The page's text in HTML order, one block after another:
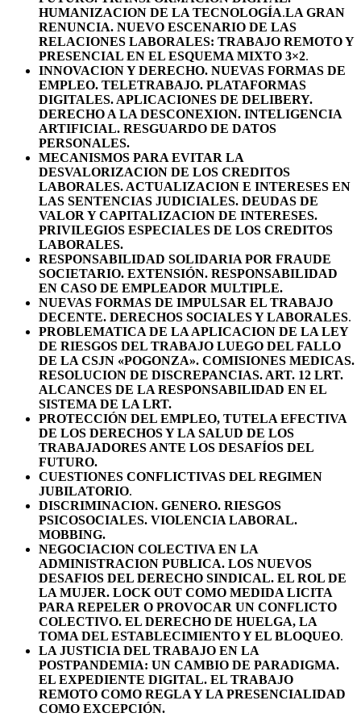
HUMANIZACION DE LA TECNOLOGÍA.LA GRAN
RENUNCIA. NUEVO ESCENARIO DE LAS
RELACIONES LABORALES: TRABAJO REMOTO Y
PRESENCIAL EN EL ESQUEMA MIXTO 3×2.
INNOVACION Y DERECHO. NUEVAS FORMAS DE
EMPLEO. TELETRABAJO. PLATAFORMAS
DIGITALES. APLICACIONES DE DELIBERY.
DERECHO A LA DESCONEXION. INTELIGENCIA
ARTIFICIAL. RESGUARDO DE DATOS
PERSONALES.
MECANISMOS PARA EVITAR LA
DESVALORIZACION DE LOS CREDITOS
LABORALES. ACTUALIZACION E INTERESES EN
LAS SENTENCIAS JUDICIALES. DEUDAS DE
VALOR Y CAPITALIZACION DE INTERESES.
PRIVILEGIOS ESPECIALES DE LOS CREDITOS
LABORALES.
RESPONSABILIDAD SOLIDARIA POR FRAUDE
SOCIETARIO. EXTENSIÓN. RESPONSABILIDAD
EN CASO DE EMPLEADOR MULTIPLE.
NUEVAS FORMAS DE IMPULSAR EL TRABAJO
DECENTE. DERECHOS SOCIALES Y LABORALES.
PROBLEMATICA DE LA APLICACION DE LA LEY
DE RIESGOS DEL TRABAJO LUEGO DEL FALLO
DE LA CSJN «POGONZA». COMISIONES MEDICAS.
RESOLUCION DE DISCREPANCIAS. ART. 12 LRT.
ALCANCES DE LA RESPONSABILIDAD EN EL
SISTEMA DE LA LRT.
PROTECCIÓN DEL EMPLEO, TUTELA EFECTIVA
DE LOS DERECHOS Y LA SALUD DE LOS
TRABAJADORES ANTE LOS DESAFÍOS DEL
FUTURO.
CUESTIONES CONFLICTIVAS DEL REGIMEN
JUBILATORIO.
DISCRIMINACION. GENERO. RIESGOS
PSICOSOCIALES. VIOLENCIA LABORAL.
MOBBING.
NEGOCIACION COLECTIVA EN LA
ADMINISTRACION PUBLICA. LOS NUEVOS
DESAFIOS DEL DERECHO SINDICAL. EL ROL DE
LA MUJER. LOCK OUT COMO MEDIDA LICITA
PARA REPELER O PROVOCAR UN CONFLICTO
COLECTIVO. EL DERECHO DE HUELGA, LA
TOMA DEL ESTABLECIMIENTO Y EL BLOQUEO.
LA JUSTICIA DEL TRABAJO EN LA
POSTPANDEMIA: UN CAMBIO DE PARADIGMA.
EL EXPEDIENTE DIGITAL. EL TRABAJO
REMOTO COMO REGLA Y LA PRESENCIALIDAD
COMO EXCEPCIÓN.